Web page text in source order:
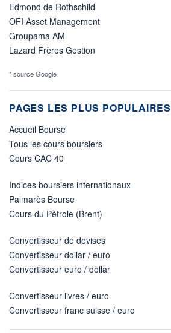
Edmond de Rothschild
OFI Asset Management
Groupama AM
Lazard Frères Gestion
* source Google
PAGES LES PLUS POPULAIRES
Accueil Bourse
Tous les cours boursiers
Cours CAC 40
Indices boursiers internationaux
Palmarès Bourse
Cours du Pétrole (Brent)
Convertisseur de devises
Convertisseur dollar / euro
Convertisseur euro / dollar
Convertisseur livres / euro
Convertisseur franc suisse / euro